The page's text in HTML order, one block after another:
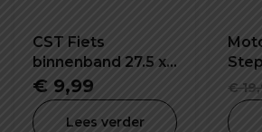
CST Fiets
binnenband 27.5 x
1.95/2.15 inch SV-
32mm
€ 9,99
Lees verder
€